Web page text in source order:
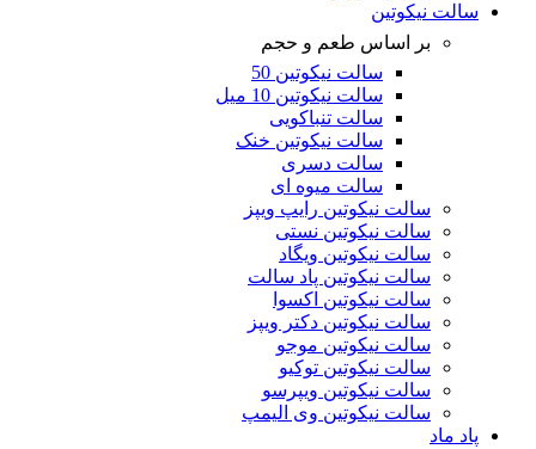
سالت نیکوتین
بر اساس طعم و حجم
سالت نیکوتین 50
سالت نیکوتین 10 میل
سالت تنباکویی
سالت نیکوتین خنک
سالت دسری
سالت میوه ای
سالت نیکوتین رایپ ویپز
سالت نیکوتین نستی
سالت نیکوتین ویگاد
سالت نیکوتین پاد سالت
سالت نیکوتین اکسوا
سالت نیکوتین دکتر ویپز
سالت نیکوتین موجو
سالت نیکوتین توکیو
سالت نیکوتین ویپرسو
سالت نیکوتین وی الیمپ
پاد ماد